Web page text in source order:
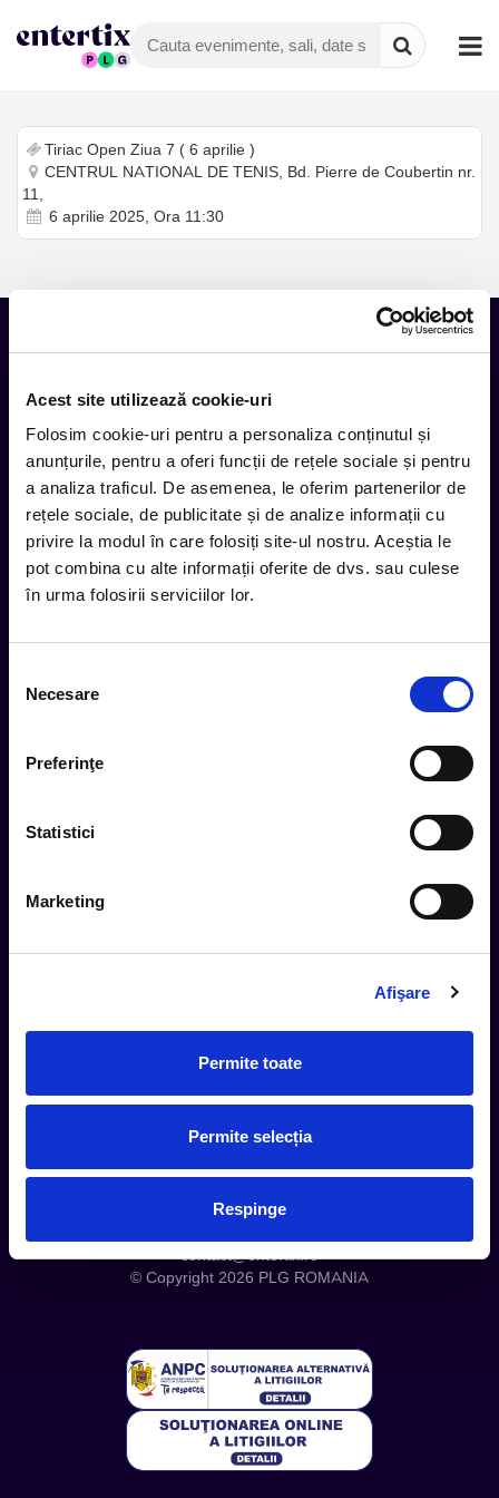
Acest site utilizează cookie-uri
Folosim cookie-uri pentru a personaliza conținutul și
anunțurile, pentru a oferi funcții de rețele sociale și pentru
a analiza traficul. De asemenea, le oferim partenerilor de
rețele sociale, de publicitate și de analize informații cu
privire la modul în care folosiți site-ul nostru. Aceștia le
pot combina cu alte informații oferite de dvs. sau culese
în urma folosirii serviciilor lor.
consimțământului
Necesare
Preferinţe
Statistici
Marketing
Afişare
Permite toate
Permite selecția
Respinge
Tiriac Open Ziua 7 ( 6 aprilie )
CENTRUL NATIONAL DE TENIS, Bd. Pierre de Coubertin nr.
11,
6 aprilie 2025, Ora 11:30
Tot ce te intereseaza, direct in
Aboneaza-te la newsletter-ul nostru, fii primul la care ajung
evenimentele noi.
Subscribe
Urmareste noutatile pe
Cum comand
Termeni si Conditii
Despre noi
Politica Cookies
contact@entertix.ro
© Copyright 2026 PLG ROMANIA